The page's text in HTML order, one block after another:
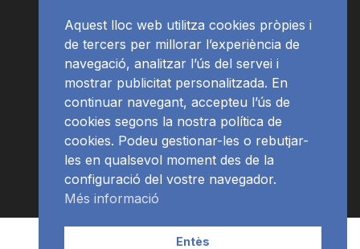
APP Programació
Aquest lloc web utilitza cookies pròpies i
de tercers per millorar l’experiència de
navegació, analitzar l’ús del servei i
mostrar publicitat personalitzada. En
continuar navegant, accepteu l’ús de
cookies segons la nostra política de
cookies. Podeu gestionar-les o rebutjar-
les en qualsevol moment des de la
configuració del vostre navegador.
Més informació
Entès